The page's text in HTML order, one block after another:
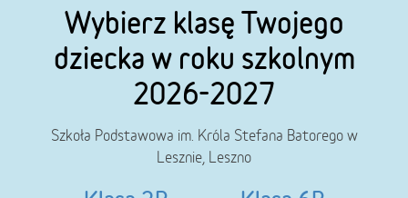
Wybierz klasę Twojego
dziecka w roku szkolnym
2026-2027
Szkoła Podstawowa im. Króla Stefana Batorego w
Lesznie, Leszno